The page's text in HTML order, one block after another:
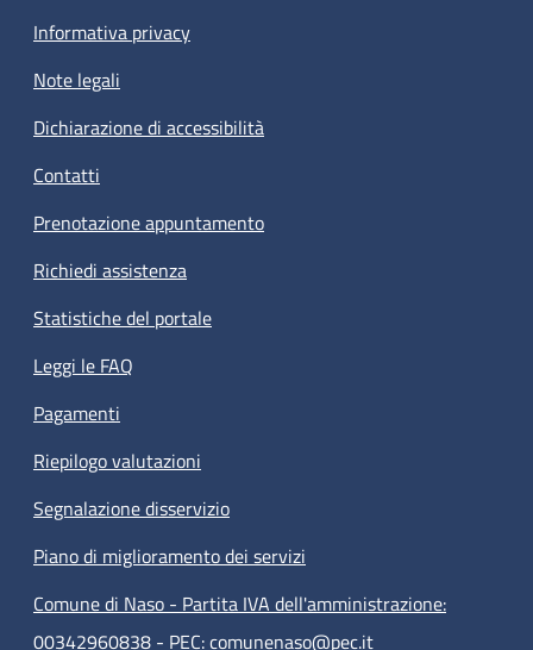
Informativa privacy
Note legali
Dichiarazione di accessibilità
Contatti
Prenotazione appuntamento
Richiedi assistenza
Statistiche del portale
Leggi le FAQ
Pagamenti
Riepilogo valutazioni
Segnalazione disservizio
Piano di miglioramento dei servizi
Comune di Naso - Partita IVA dell'amministrazione:
00342960838 - PEC: comunenaso@pec.it